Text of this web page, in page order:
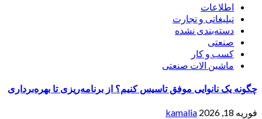
اطلاعات
تبلیغاتی و تجارت
دسته‌بندی نشده
صنعتی
کسب و کار
ماشین الات صنعتی
چگونه یک نانوایی موفق تاسیس کنیم؟ از برنامه‌ریزی تا بهره‌برداری
فوریه 18, 2026 kamalia